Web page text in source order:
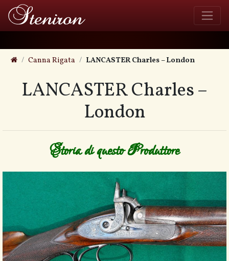
Canna Rigata LANCASTER Charles – London
LANCASTER Charles –
London
Storia di questo Produttore